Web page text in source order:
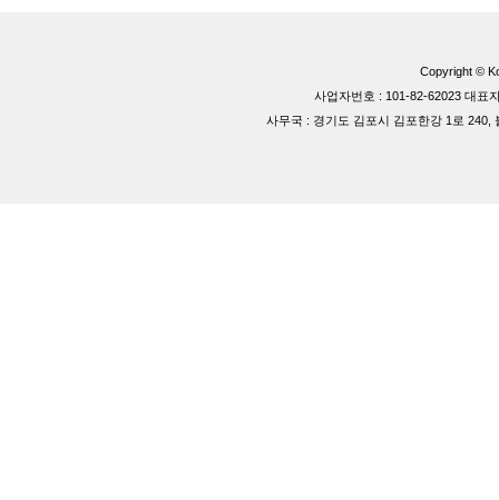
Copyright ©
사업자번호 : 101-82-62023 대표
사무국 : 경기도 김포시 김포한강 1로